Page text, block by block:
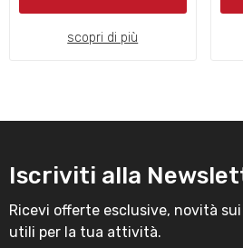
scopri di più
Iscriviti alla
Ricevi offerte esclusive, novità
utili per la tua attività.